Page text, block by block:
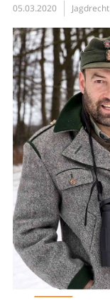
05.03.2020 Jagdrecht